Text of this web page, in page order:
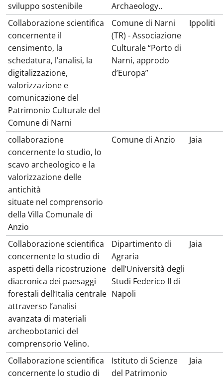
sviluppo sostenibile
Archaeology..
Collaborazione scientifica
concernente il
censimento, la
schedatura, l’analisi, la
digitalizzazione,
valorizzazione e
comunicazione del
Patrimonio Culturale del
Comune di Narni
Comune di Narni
(TR) - Associazione
Culturale “Porto di
Narni, approdo
d’Europa”
Ippoliti
collaborazione
concernente lo studio, lo
scavo archeologico e la
valorizzazione delle
antichità
situate nel comprensorio
della Villa Comunale di
Anzio
Comune di Anzio Jaia
Collaborazione scientifica
concernente lo studio di
aspetti della ricostruzione
diacronica dei paesaggi
forestali dell’Italia centrale
attraverso l’analisi
avanzata di materiali
archeobotanici del
comprensorio Velino.
Dipartimento di
Agraria
dell’Università degli
Studi Federico II di
Napoli
Jaia
Collaborazione scientifica
concernente lo studio di
Istituto di Scienze
del Patrimonio
Jaia